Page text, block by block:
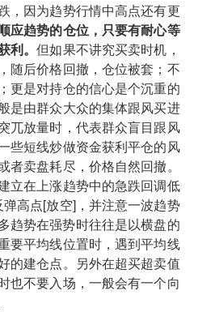
，因为趋势行情中高点还有更
应趋势的仓位，只要有耐心等
利。但如果不讲究买卖时机，
随后价格回撤，仓位被套；不
更是对持仓的信心是个沉重的
是由群众大众的集体跟风买进
兀放量时，代表群众盲目跟风
些短线炒做资金获利平仓的风
卖盘耗尽，价格自然回撤。
立在上涨趋势中的急跌回调低
高点[放空]，并注意一波趋势
趋势在强势时往往是以横盘的
要平均线位置时，遇到平均线
的建仓点。另外在超买超卖值
也不要入场，一般会有一个向